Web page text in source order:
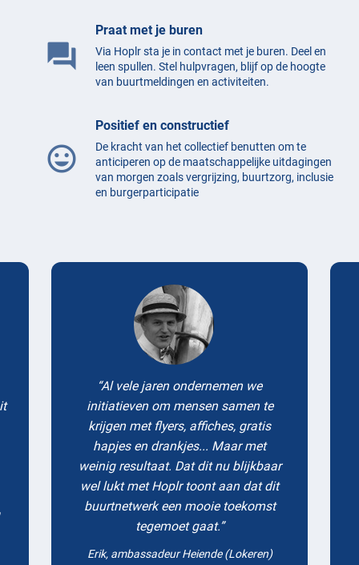
question_answer
Praat met je buren
Via Hoplr sta je in contact met je buren. Deel en
leen spullen. Stel hulpvragen, blijf op de hoogte
van buurtmeldingen en activiteiten.
mood
Positief en constructief
De kracht van het collectief benutten om te
anticiperen op de maatschappelijke uitdagingen
van morgen zoals vergrijzing, buurtzorg, inclusie
en burgerparticipatie
Testimonials
Al vele jaren ondernemen we
initiatieven om mensen samen te
krijgen met flyers, affiches, gratis
hapjes en drankjes... Maar met
weinig resultaat. Dat dit nu blijkbaar
wel lukt met Hoplr toont aan dat dit
buurtnetwerk een mooie toekomst
tegemoet gaat.
Erik, ambassadeur Heiende (Lokeren)